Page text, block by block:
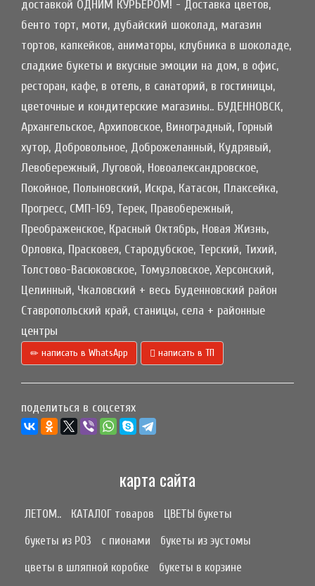
доставкой ОДНИМ КУРЬЕРОМ! - Доставка цветов,
бенто торт, моти, дубайский шоколад, магазин
тортов, капкейков, аниматоры, клубника в шоколаде,
сладкие букеты и вкусные эмоции на дом, в офис,
ресторан, кафе, в отель, в санаторий, в гостиницы,
цветочные и кондитерские магазины.. БУДЕННОВСК,
Архангельское, Архиповское, Виноградный, Горный
хутор, Добровольное, Доброжеланный, Кудрявый,
Левобережный, Луговой, Новоалександровское,
Покойное, Полыновский, Искра, Катасон, Плаксейка,
Прогресс, СМП-169, Терек, Правобережный,
Преображенское, Красный Октябрь, Новая Жизнь,
Орловка, Прасковея, Стародубское, Терский, Тихий,
Толстово-Васюковское, Томузловское, Херсонский,
Целинный, Чкаловский + весь Буденновский район
Ставропольский край, станицы, села + районные
центры
написать в WhatsApp написать в ТП
поделиться в соцсетях
карта сайта
ЛЕТОМ.. КАТАЛОГ товаров
ЦВЕТЫ букеты
букеты из РОЗ
с пионами
букеты из эустомы
цветы в шляпной коробке
букеты в корзине